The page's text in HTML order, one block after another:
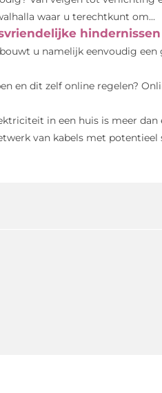
waar u terechtkunt om...
hindernissen
u namelijk eenvoudig een
en dit zelf online regelen?
in een huis is meer dan
van kabels met potentieel